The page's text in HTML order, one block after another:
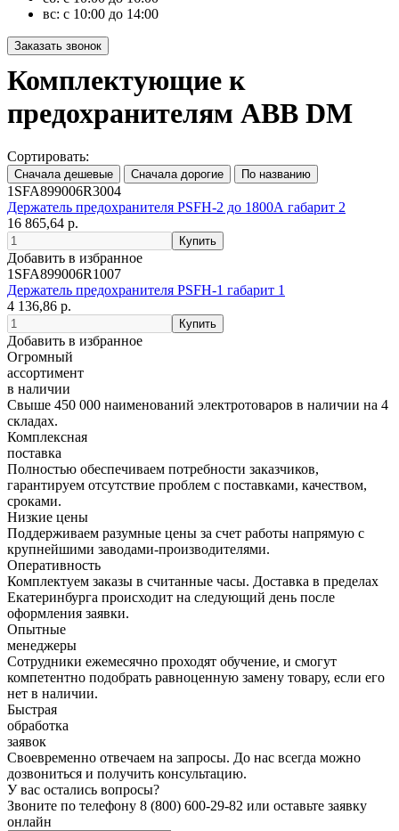
вс: с 10:00 до 14:00
Комплектующие к
предохранителям ABB DM
Сортировать:
1SFA899006R3004
Держатель предохранителя PSFH-2 до 1800А габарит 2
16 865,64 р.
Добавить в избранное
1SFA899006R1007
Держатель предохранителя PSFH-1 габарит 1
4 136,86 р.
Добавить в избранное
Огромный
ассортимент
в наличии
Свыше 450 000 наименований электротоваров в наличии на 4
складах.
Комплексная
поставка
Полностью обеспечиваем потребности заказчиков,
гарантируем отсутствие проблем с поставками, качеством,
сроками.
Низкие цены
Поддерживаем разумные цены за счет работы напрямую с
крупнейшими заводами-производителями.
Оперативность
Комплектуем заказы в считанные часы. Доставка в пределах
Екатеринбурга происходит на следующий день после
оформления заявки.
Опытные
менеджеры
Сотрудники ежемесячно проходят обучение, и смогут
компетентно подобрать равноценную замену товару, если его
нет в наличии.
Быстрая
обработка
заявок
Своевременно отвечаем на запросы. До нас всегда можно
дозвониться и получить консультацию.
У вас остались вопросы?
Звоните по телефону 8 (800) 600-29-82 или оставьте заявку
онлайн